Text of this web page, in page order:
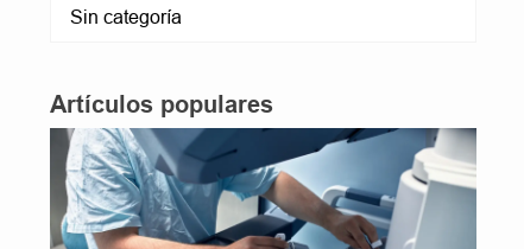
Sin categoría
Artículos populares